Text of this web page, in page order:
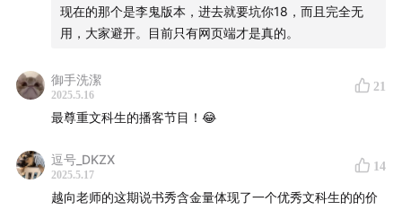
北大案 （小宇宙版有删节，完整版在
）
23:28 《福尔摩斯》案
现在的那个是李鬼版本，进去就要坑你18，而且完全无
用，大家避开。目前只有网页端才是真的。
御手洗潔
2025.5.16
21
最尊重文科生的播客节目！😂
逗号_DKZX
2025.5.17
14
越向老师的这期说书秀含金量体现了一个优秀文科生的的价